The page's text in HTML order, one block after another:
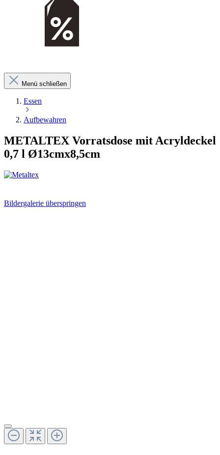
Menü schließen
Essen
Aufbewahren
METALTEX Vorratsdose mit Acryldeckel
0,7 l Ø13cmx8,5cm
Bildergalerie überspringen